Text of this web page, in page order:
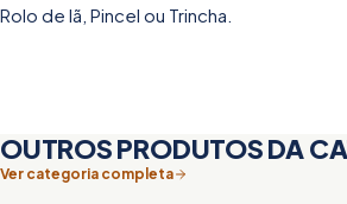
Rolo de lã, Pincel ou Trincha.
OUTROS PRODUTOS DA
Ver categoria completa